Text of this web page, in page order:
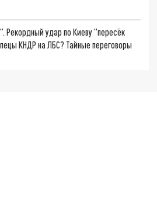
Рекордный удар по Киеву "пересёк
КНДР на ЛБС? Тайные переговоры